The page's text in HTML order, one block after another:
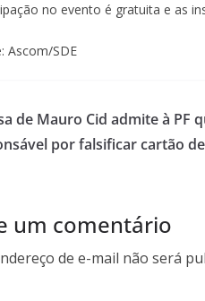
no evento é gratuita e as
Ascom/SDE
de Mauro Cid admite à PF
por falsificar cartão
um comentário
de e-mail não será